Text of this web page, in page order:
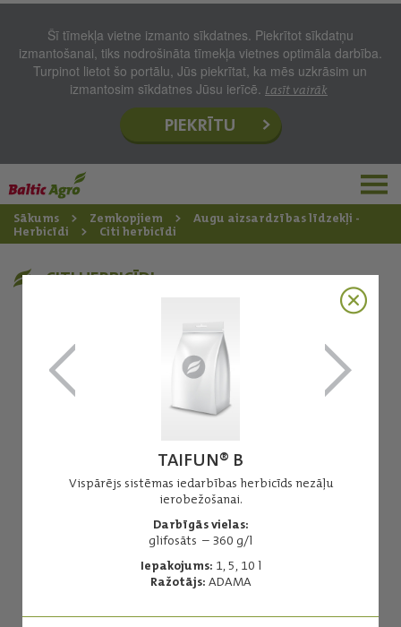
Šī tīmekļa vietne izmanto sīkdatnes. Piekrītot sīkdatņu
izmantošanai, tiks nodrošināta tīmekļa vietnes optimāla darbība.
Turpinot lietot šo portālu, Jūs piekrītat, ka mēs uzkrāsim un
izmantosim sīkdatnes Jūsu ierīcē. Lasīt vairāk
PIEKRĪTU
Sākums Zemkopjiem
Augu aizsardzības līdzekļi -
Herbicīdi
Citi herbicīdi
TAIFUN® B
Vispārējs sistēmas iedarbības herbicīds nezāļu
ierobežošanai.
Darbīgās vielas:
glifosāts – 360 g/l
Iepakojums: 1, 5, 10 l
Ražotājs: ADAMA
CITI HERBICĪDI
Agil 100 EC
Herbicīds īsmūža un daudzgadīgo viendīgļlapju nezāļu
apkarošanai.
Darbīgās vielas: